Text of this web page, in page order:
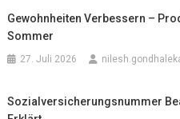
Gewohnheiten Verbessern –
Sommer
27. Juli 2026
Sozialversicherungsnummer